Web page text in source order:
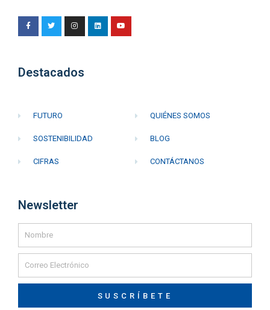
Destacados
FUTURO
SOSTENIBILIDAD
CIFRAS
QUIÉNES SOMOS
BLOG
CONTÁCTANOS
Newsletter
SUSCRÍBETE